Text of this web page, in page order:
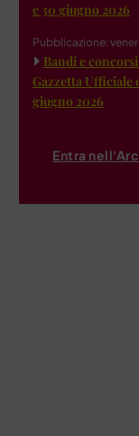
e 30 giugno 2026
Pubblicazione:
Bandi e
Gazzetta Ufficiale
giugno 2026
Entra